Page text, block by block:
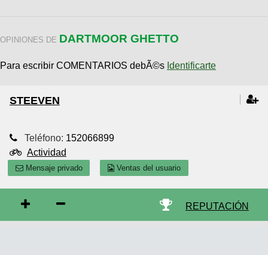
OPINIONES DE DARTMOOR GHETTO
Para escribir COMENTARIOS debÃ©s Identificarte
STEEVEN
Teléfono: 152066899
Actividad
Mensaje privado Ventas del usuario
REPUTACIÓN